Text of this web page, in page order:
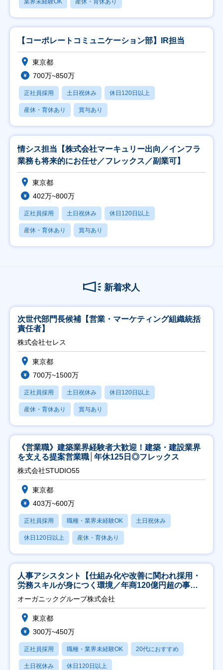
業界未経験OK 産休・育休あり
【コーポレートコミュニケーション部】IR担当
東京都
700万~850万
正社員採用 土日祝休み 休日120日以上
産休・育休あり 賞与あり
情シス担当【株式会社マーキュリー出向／インフラ
業務も将来的にお任せ／フレックス／副業可】
東京都
402万~800万
正社員採用 土日祝休み 休日120日以上
産休・育休あり 賞与あり
新着求人
次世代部門長候補【営業・マーケティング組織統括
責任者】
株式会社セレス
東京都
700万~1500万
正社員採用 土日祝休み 休日120日以上
産休・育休あり 賞与あり
《営業職》建築業界経験者大歓迎！建築・建設業界
を支える提案営業職│年休125日◎フレックス
株式会社STUDIO55
東京都
403万~600万
正社員採用 職種・業界未経験OK 土日祝休み
休日120日以上 産休・育休あり
人事アシスタント【仕組み化や改善に関われ採用・
労務スキルが身につく環境／年商120億円超の事業
会社】
オーガニックグループ株式会社
東京都
300万~450万
正社員採用 職種・業界未経験OK 20代におすすめ
土日祝休み 休日120日以上